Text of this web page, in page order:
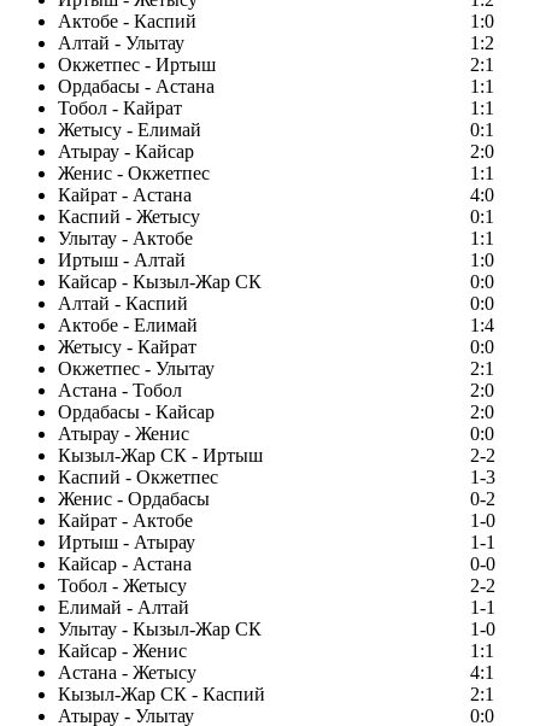
Актобе - Каспий
1:0
Алтай - Улытау
1:2
Окжетпес - Иртыш
2:1
Ордабасы - Астана
1:1
Тобол - Кайрат
1:1
Жетысу - Елимай
0:1
Атырау - Кайсар
2:0
Женис - Окжетпес
1:1
Кайрат - Астана
4:0
Каспий - Жетысу
0:1
Улытау - Актобе
1:1
Иртыш - Алтай
1:0
Кайсар - Кызыл-Жар СК
0:0
Алтай - Каспий
0:0
Актобе - Елимай
1:4
Жетысу - Кайрат
0:0
Окжетпес - Улытау
2:1
Астана - Тобол
2:0
Ордабасы - Кайсар
2:0
Атырау - Женис
0:0
Кызыл-Жар СК - Иртыш
2-2
Каспий - Окжетпес
1-3
Женис - Ордабасы
0-2
Кайрат - Актобе
1-0
Иртыш - Атырау
1-1
Кайсар - Астана
0-0
Тобол - Жетысу
2-2
Елимай - Алтай
1-1
Улытау - Кызыл-Жар СК
1-0
Кайсар - Женис
1:1
Астана - Жетысу
4:1
Кызыл-Жар СК - Каспий
2:1
Атырау - Улытау
0:0